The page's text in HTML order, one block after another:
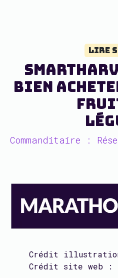
Lire
Bien
Commanditaire :
Crédit
Crédit site web :